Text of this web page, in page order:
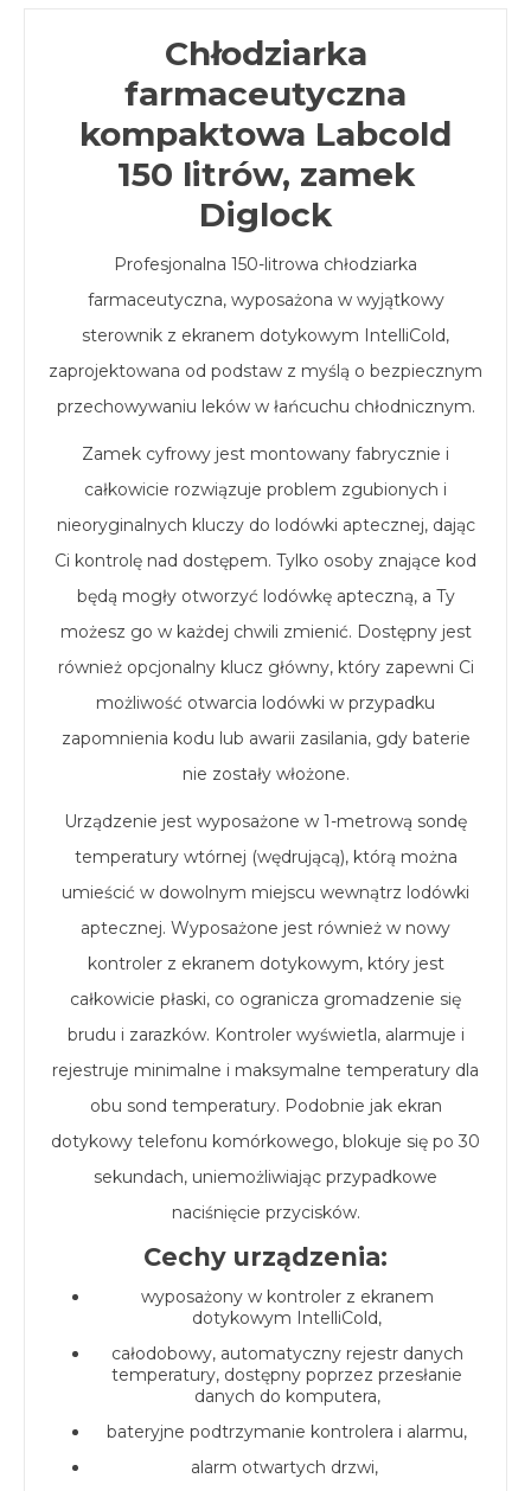
Chłodziarka
farmaceutyczna
kompaktowa Labcold
150 litrów, zamek
Diglock
Profesjonalna 150-litrowa chłodziarka
farmaceutyczna, wyposażona w wyjątkowy
sterownik z ekranem dotykowym IntelliCold,
zaprojektowana od podstaw z myślą o bezpiecznym
przechowywaniu leków w łańcuchu chłodnicznym.
Zamek cyfrowy jest montowany fabrycznie i
całkowicie rozwiązuje problem zgubionych i
nieoryginalnych kluczy do lodówki aptecznej, dając
Ci kontrolę nad dostępem. Tylko osoby znające kod
będą mogły otworzyć lodówkę apteczną, a Ty
możesz go w każdej chwili zmienić. Dostępny jest
również opcjonalny klucz główny, który zapewni Ci
możliwość otwarcia lodówki w przypadku
zapomnienia kodu lub awarii zasilania, gdy baterie
nie zostały włożone.
Urządzenie jest wyposażone w 1-metrową sondę
temperatury wtórnej (wędrującą), którą można
umieścić w dowolnym miejscu wewnątrz lodówki
aptecznej. Wyposażone jest również w nowy
kontroler z ekranem dotykowym, który jest
całkowicie płaski, co ogranicza gromadzenie się
brudu i zarazków. Kontroler wyświetla, alarmuje i
rejestruje minimalne i maksymalne temperatury dla
obu sond temperatury. Podobnie jak ekran
dotykowy telefonu komórkowego, blokuje się po 30
sekundach, uniemożliwiając przypadkowe
naciśnięcie przycisków.
Cechy urządzenia:
wyposażony w kontroler z ekranem
dotykowym IntelliCold,
całodobowy, automatyczny rejestr danych
temperatury, dostępny poprzez przesłanie
danych do komputera,
bateryjne podtrzymanie kontrolera i alarmu,
alarm otwartych drzwi,